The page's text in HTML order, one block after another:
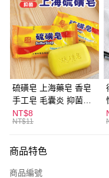
LINE Pay
Apple Pay
街口支付
悠遊付
ATM付款
全家取貨付款
每筆NT$60，滿NT$599(含
硫磺皂 上海藥皂 香皂
手工皂 毛囊炎 抑菌除
蟎 清潔護膚 去油去痘
寵物皮膚病 狗狗貓咪
NT$8
NT$11
商品特色
商品編號